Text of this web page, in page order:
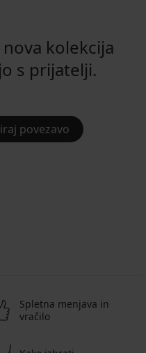
kolekcija
s prijatelji.
povezavo
Spletna menjava in
vračilo